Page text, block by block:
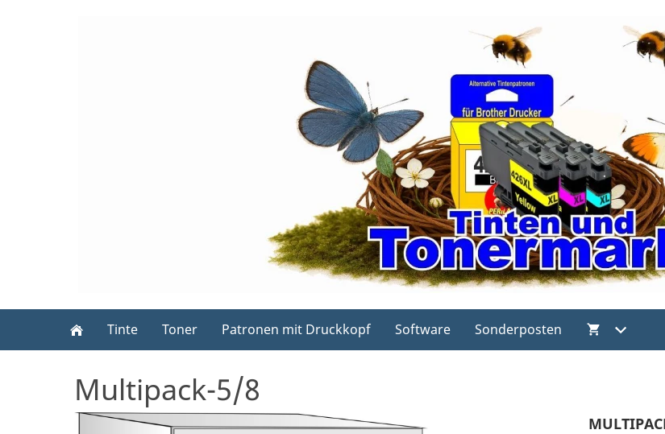
Tinte Toner Patronen mit Druckkopf Software Sonderposten
Multipack-5/8